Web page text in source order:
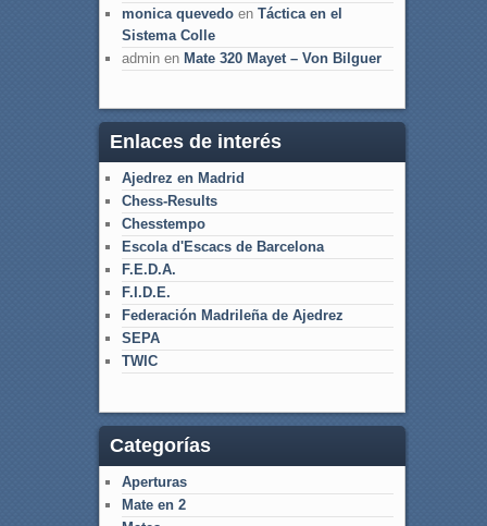
monica quevedoen Táctica en el
Sistema Colle
adminen Mate 320 Mayet – Von Bilguer
Enlaces de interés
Ajedrez en Madrid
Chess-Results
Chesstempo
Escola d'Escacs de Barcelona
F.E.D.A.
F.I.D.E.
Federación Madrileña de Ajedrez
SEPA
TWIC
Categorías
Aperturas
Mate en 2